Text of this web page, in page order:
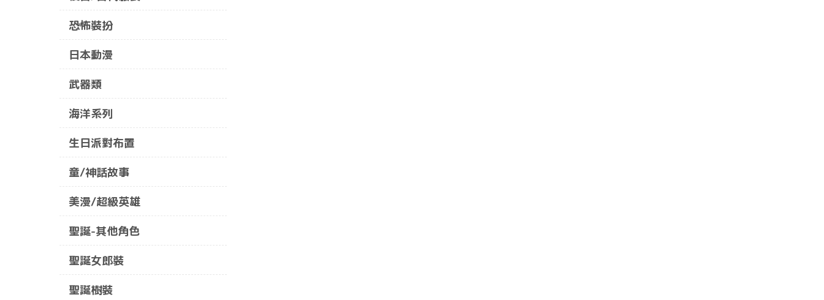
恐怖裝扮
日本動漫
武器類
海洋系列
生日派對布置
童/神話故事
美漫/超級英雄
聖誕-其他角色
聖誕女郎裝
聖誕樹裝